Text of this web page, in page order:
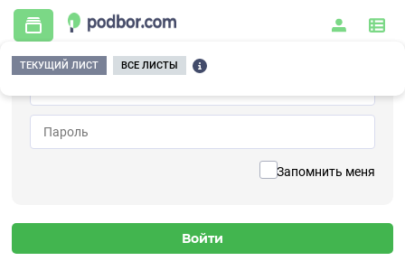
Запомнить меня
ТЕКУЩИЙ ЛИСТ ВСЕ ЛИСТЫ
Главная / Контрольно-измерительные приборы и автоматика / Датчики /
Виброускорения / 1V153HC-50
Датчик виброускорения